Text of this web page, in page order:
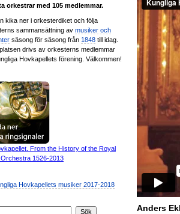
orkestrar med 105 medlemmar.
kika ner i orkesterdiket och följa
sammansättning av musiker och
säsong för säsong från 1848 till idag.
drivs av orkesterns medlemmar
Hovkapellets förening. Välkommen!
Anders